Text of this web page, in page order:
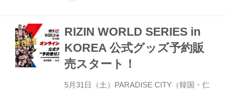
열）、VIP석 ¥100,000、SRS석 ¥50,000
SOOP에서 무료 시청 가능 RIZIN WORLD
SERIES in K...
RIZIN WORLD SERIES in
KOREA 公式グッズ予約販
売スタート！
5月31日（土）PARADISE CITY（韓国・仁